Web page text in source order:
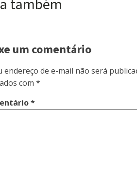
também
um comentário
endereço de e-mail não será
com *
*